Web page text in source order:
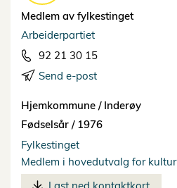
Medlem av fylkestinget
Arbeiderpartiet
92 21 30 15
Send e-post
Hjemkommune / Inderøy
Fødselsår / 1976
Fylkestinget
Medlem i hovedutvalg for kultur